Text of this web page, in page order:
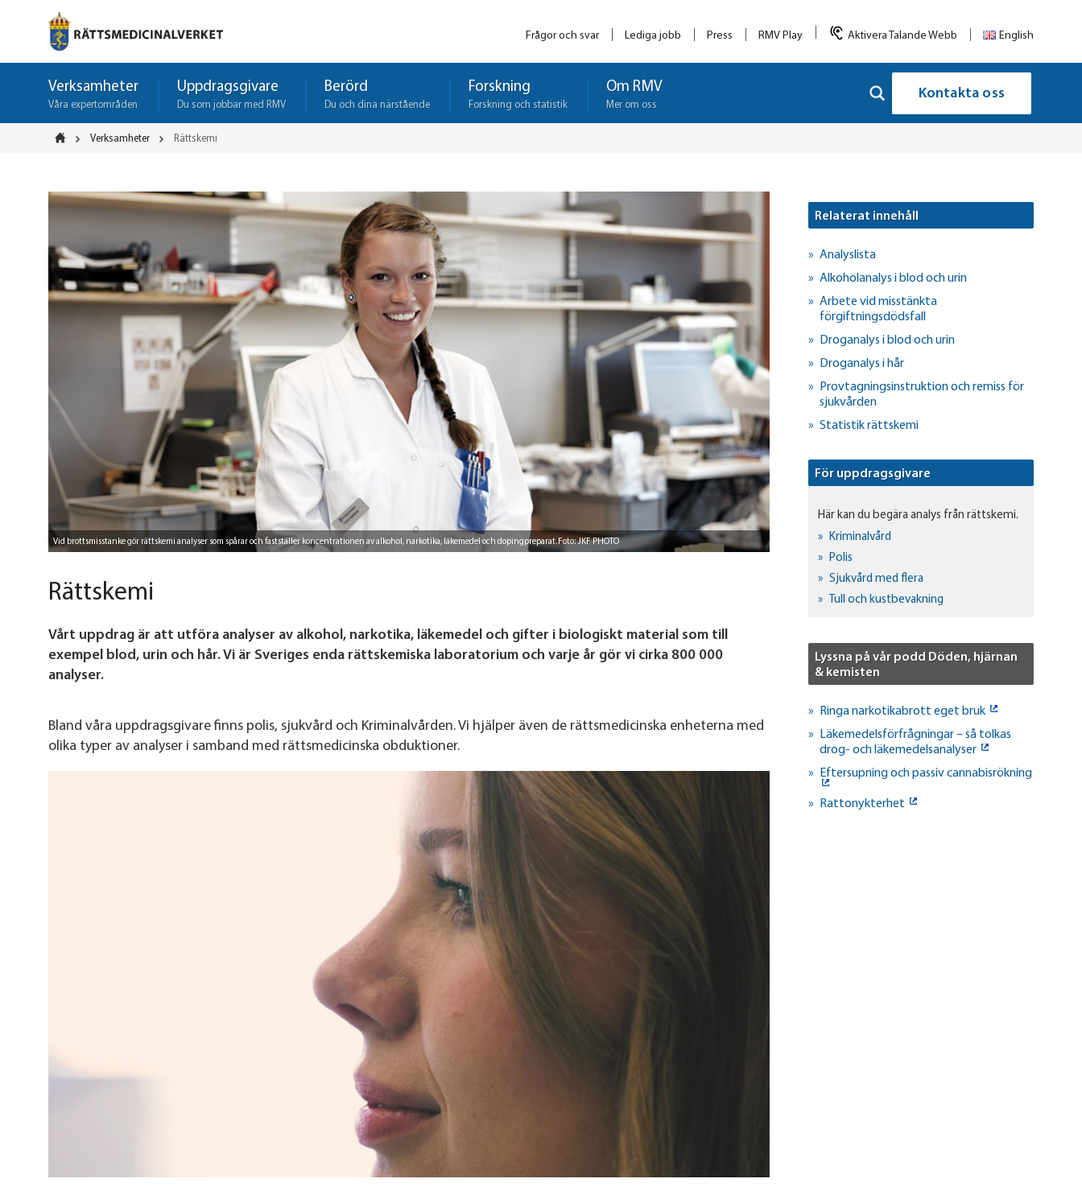
Frågor och svar Lediga jobb Press RMV Play Aktivera Talande Webb English
Verksamheter
Våra expertområden
Uppdragsgivare
Du som jobbar med RMV
Berörd
Du och dina närstående
Forskning
Forskning och statistik
Om RMV
Mer om oss
Kontakta oss
Verksamheter Rättskemi
Vid brottsmisstanke gör rättskemi analyser som spårar och fastställer koncentrationen av alkohol, narkotika, läkemedel och dopingpreparat.Foto: JKF PHOTO
Rättskemi
Vårt uppdrag är att utföra analyser av alkohol, narkotika, läkemedel och gifter i biologiskt material som till
exempel blod, urin och hår. Vi är Sveriges enda rättskemiska laboratorium och varje år gör vi cirka 800 000
analyser.
Bland våra uppdragsgivare finns polis, sjukvård och Kriminalvården. Vi hjälper även de rättsmedicinska enheterna med
olika typer av analyser i samband med rättsmedicinska obduktioner.
Relaterat innehåll
Analyslista
Alkoholanalys i blod och urin
Arbete vid misstänkta
förgiftningsdödsfall
Droganalys i blod och urin
Droganalys i hår
Provtagningsinstruktion och remiss för
sjukvården
Statistik rättskemi
För uppdragsgivare
Här kan du begära analys från rättskemi.
Kriminalvård
Polis
Sjukvård med flera
Tull och kustbevakning
Lyssna på vår podd Döden, hjärnan
& kemisten
Ringa narkotikabrott eget bruk
Läkemedelsförfrågningar – så tolkas
drog- och läkemedelsanalyser
Eftersupning och passiv cannabisrökning
Rattonykterhet